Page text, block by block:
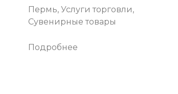
Пермь, Услуги торговли,
Сувенирные товары
Подробнее